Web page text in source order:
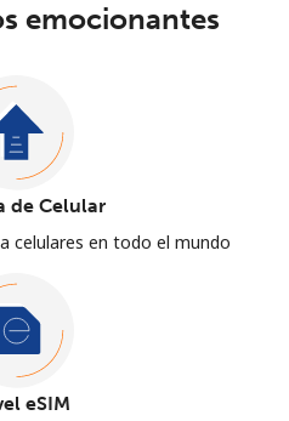
emocionantes
de Celular
celulares en todo el mundo
eSIM